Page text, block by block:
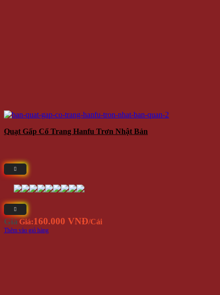
Quạt Gấp Cổ Trang Hanfu Trơn Nhật Bản
Giá Giá:160.000 VNĐ/Cái
Thêm vào giỏ hàng